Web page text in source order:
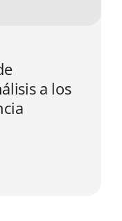
a los